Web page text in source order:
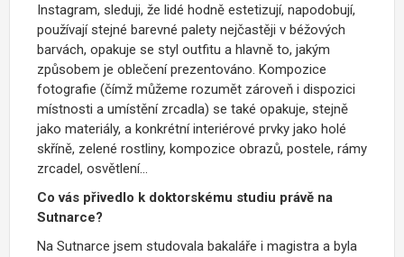
Instagram, sleduji, že lidé hodně estetizují, napodobují,
používají stejné barevné palety nejčastěji v béžových
barvách, opakuje se styl outfitu a hlavně to, jakým
způsobem je oblečení prezentováno. Kompozice
fotografie (čímž můžeme rozumět zároveň i dispozici
místnosti a umístění zrcadla) se také opakuje, stejně
jako materiály, a konkrétní interiérové prvky jako holé
skříně, zelené rostliny, kompozice obrazů, postele, rámy
zrcadel, osvětlení…
Co vás přivedlo k doktorskému studiu právě na
Sutnarce?
Na Sutnarce jsem studovala bakaláře i magistra a byla